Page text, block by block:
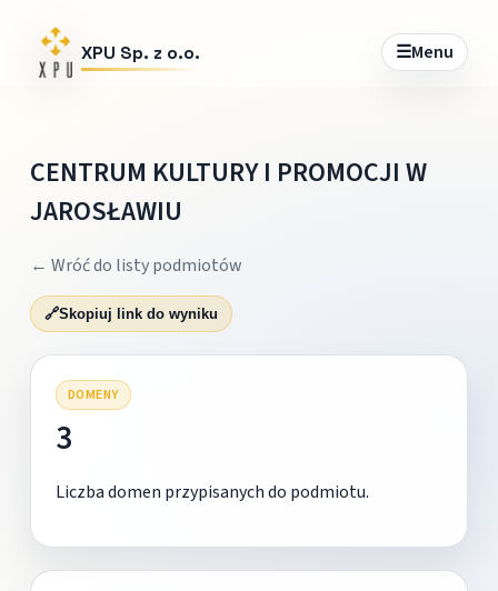
XPU Sp. z o.o. ☰Menu
CENTRUM KULTURY I PROMOCJI W
JAROSŁAWIU
← Wróć do listy podmiotów
🔗Skopiuj link do wyniku
DOMENY
3
Liczba domen przypisanych do podmiotu.